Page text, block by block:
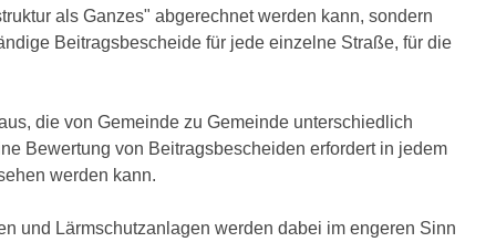
als Ganzes" abgerechnet werden kann, sondern
Beitragsbescheide für jede einzelne Straße, für die
die von Gemeinde zu Gemeinde unterschiedlich
Bewertung von Beitragsbescheiden erfordert in jedem
werden kann.
und Lärmschutzanlagen werden dabei im engeren Sinn